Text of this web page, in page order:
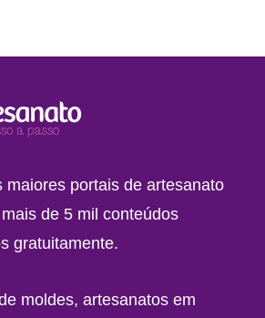
maiores portais de artesanato
de 5 mil conteúdos
gratuitamente.
moldes, artesanatos em